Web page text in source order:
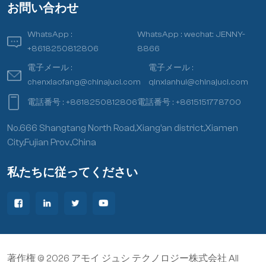
ック基板では、最高の熱伝導率はわずか
熱要件を満たすには程遠いです。また、通常
げ強さは一般に400mpa未満であり、窒化ア
限られています。対照的に、 ホットプレス窒
伝導率と高い曲げ強度特性の両方を備えてお
お問い合わせ
WhatsApp :
+8618250812806
WhatsApp :wechat: JENNY-
8866
電子メール :
chenxiaofang@chinajuci.com
電子メール :
qinxianhui@chinajuci.com
電話番号 :+8618250812806電話番号 :+8615151778700
No.666 Shangtang North Road,Xiang’an district,Xiamen
City,Fujian Prov.,China
私たちに従ってください
著作権 © 2026 アモイ ジュシ テクノロジー株式会社 All